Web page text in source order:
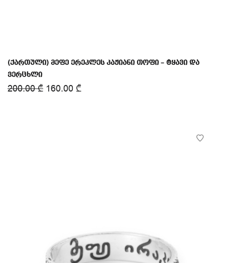
(ქართული) მეფე ერეკლეს კაჟიანი თოფი – ტყავი და
ვერცხლი
200.00₾ 160.00 ₾